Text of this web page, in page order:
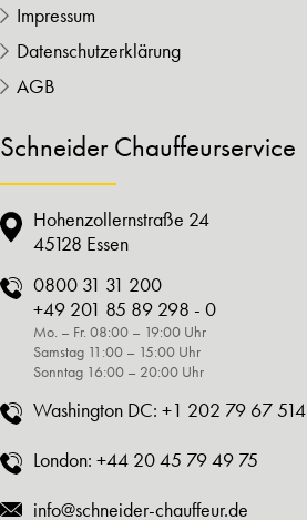
Impressum
Datenschutzerklärung
AGB
Schneider Chauffeurservice
Hohenzollernstraße 24
45128 Essen
0800 31 31 200
+49 201 85 89 298 - 0
Mo. – Fr. 08:00 – 19:00 Uhr
Samstag 11:00 – 15:00 Uhr
Sonntag 16:00 – 20:00 Uhr
Washington DC: +1 202 79 67 514
London: +44 20 45 79 49 75
info@schneider-chauffeur.de